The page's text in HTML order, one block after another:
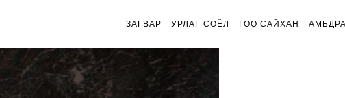
ЗАГВАР УРЛАГ СОЁЛ ГОО САЙХАН